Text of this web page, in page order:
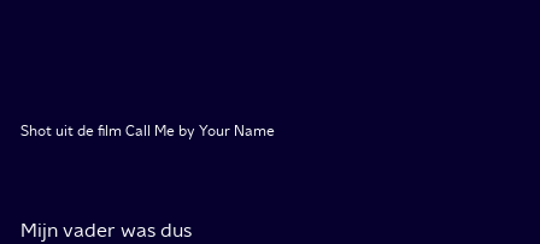
Shot uit de film Call Me by Your Name
Mijn vader was dus